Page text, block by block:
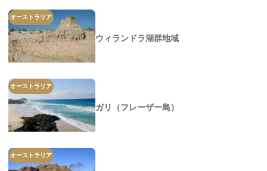
オーストラリア
ウィランドラ湖群地域
オーストラリア
ガリ（フレーザー島）
オーストラリア